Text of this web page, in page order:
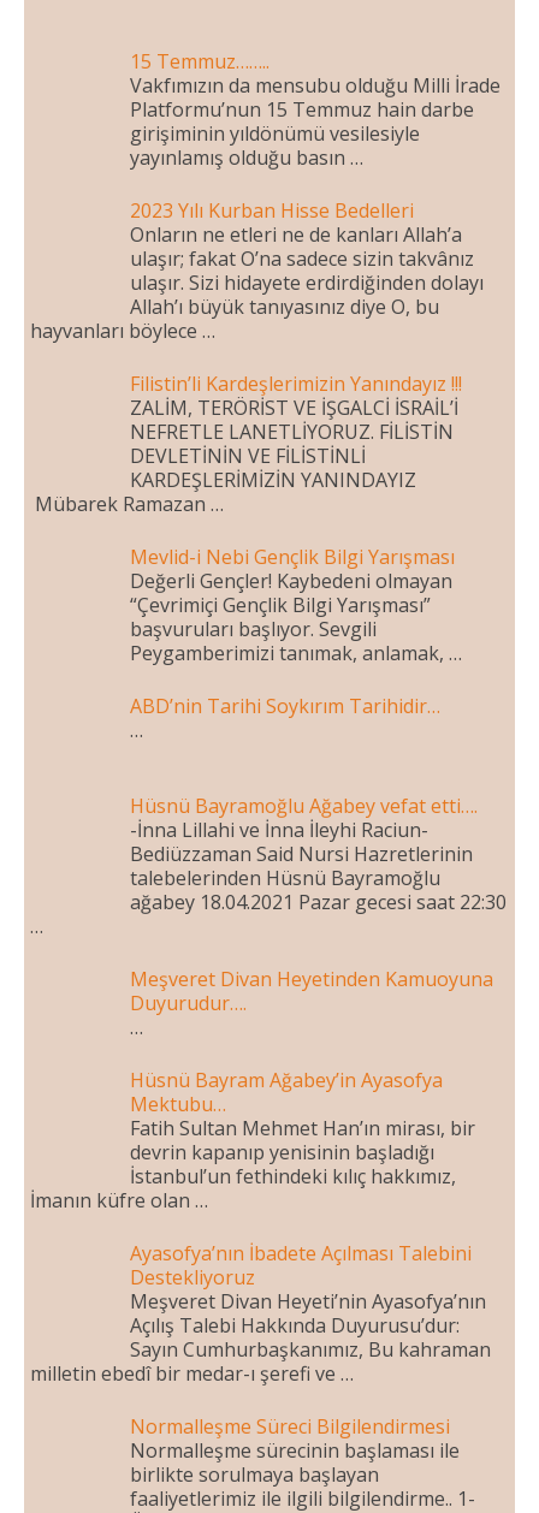
15 Temmuz……..
Vakfımızın da mensubu olduğu Milli İrade
Platformu’nun 15 Temmuz hain darbe
girişiminin yıldönümü vesilesiyle
yayınlamış olduğu basın …
2023 Yılı Kurban Hisse Bedelleri
Onların ne etleri ne de kanları Allah’a
ulaşır; fakat O’na sadece sizin takvânız
ulaşır. Sizi hidayete erdirdiğinden dolayı
Allah’ı büyük tanıyasınız diye O, bu
hayvanları böylece …
Filistin’li Kardeşlerimizin Yanındayız !!!
ZALİM, TERÖRİST VE İŞGALCİ İSRAİL’İ
NEFRETLE LANETLİYORUZ. FİLİSTİN
DEVLETİNİN VE FİLİSTİNLİ
KARDEŞLERİMİZİN YANINDAYIZ
Mübarek Ramazan …
Mevlid-i Nebi Gençlik Bilgi Yarışması
Değerli Gençler! Kaybedeni olmayan
“Çevrimiçi Gençlik Bilgi Yarışması”
başvuruları başlıyor. Sevgili
Peygamberimizi tanımak, anlamak, …
ABD’nin Tarihi Soykırım Tarihidir…
…
Hüsnü Bayramoğlu Ağabey vefat etti….
-İnna Lillahi ve İnna İleyhi Raciun-
Bediüzzaman Said Nursi Hazretlerinin
talebelerinden Hüsnü Bayramoğlu
ağabey 18.04.2021 Pazar gecesi saat 22:30
…
Meşveret Divan Heyetinden Kamuoyuna
Duyurudur….
…
Hüsnü Bayram Ağabey’in Ayasofya
Mektubu…
Fatih Sultan Mehmet Han’ın mirası, bir
devrin kapanıp yenisinin başladığı
İstanbul’un fethindeki kılıç hakkımız,
İmanın küfre olan …
Ayasofya’nın İbadete Açılması Talebini
Destekliyoruz
Meşveret Divan Heyeti’nin Ayasofya’nın
Açılış Talebi Hakkında Duyurusu’dur:
Sayın Cumhurbaşkanımız, Bu kahraman
milletin ebedî bir medar-ı şerefi ve …
Normalleşme Süreci Bilgilendirmesi
Normalleşme sürecinin başlaması ile
birlikte sorulmaya başlayan
faaliyetlerimiz ile ilgili bilgilendirme.. 1-